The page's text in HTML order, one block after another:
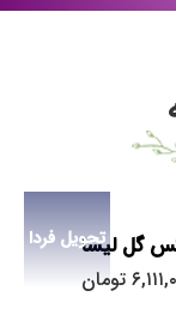
تحویل فرداگل لیسا
تومان